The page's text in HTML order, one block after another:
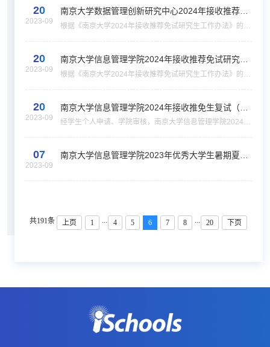
2024年博士研究生“申请-考核制”招生选拔实施...
20
2023-09
南京大学数据管理创新研究中心2024年接收推荐免
试研究生工作实施细则
根据《南京大学2024年接收推荐免试研究生工作办法》的精
领导，政治立场坚定，具有服务国家服务人民的社会...
20
2023-09
南京大学信息管理学院2024年接收推荐免试研究生
工作实施细则
根据《南京大学2024年接收推荐免试研究生工作办法》的精
导，政治立场坚定，具有服务国家服务人民的社会责...
20
2023-09
南京大学信息管理学院2024年接收推免生复试（第
二次）安排
经学生个人申请、学院审核，南京大学信息管理学院2024年
持保质保量、公平公开，严格遵循规章制度和复试...
07
2023-09
南京大学信息管理学院2023年优秀大学生暑期夏令
共191条 上页 1 ... 4 5 6 7 8 ... 20 下页